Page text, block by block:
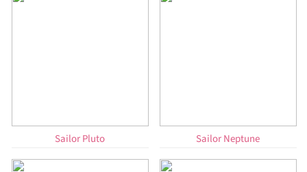
Sailor Pluto Sailor Neptune